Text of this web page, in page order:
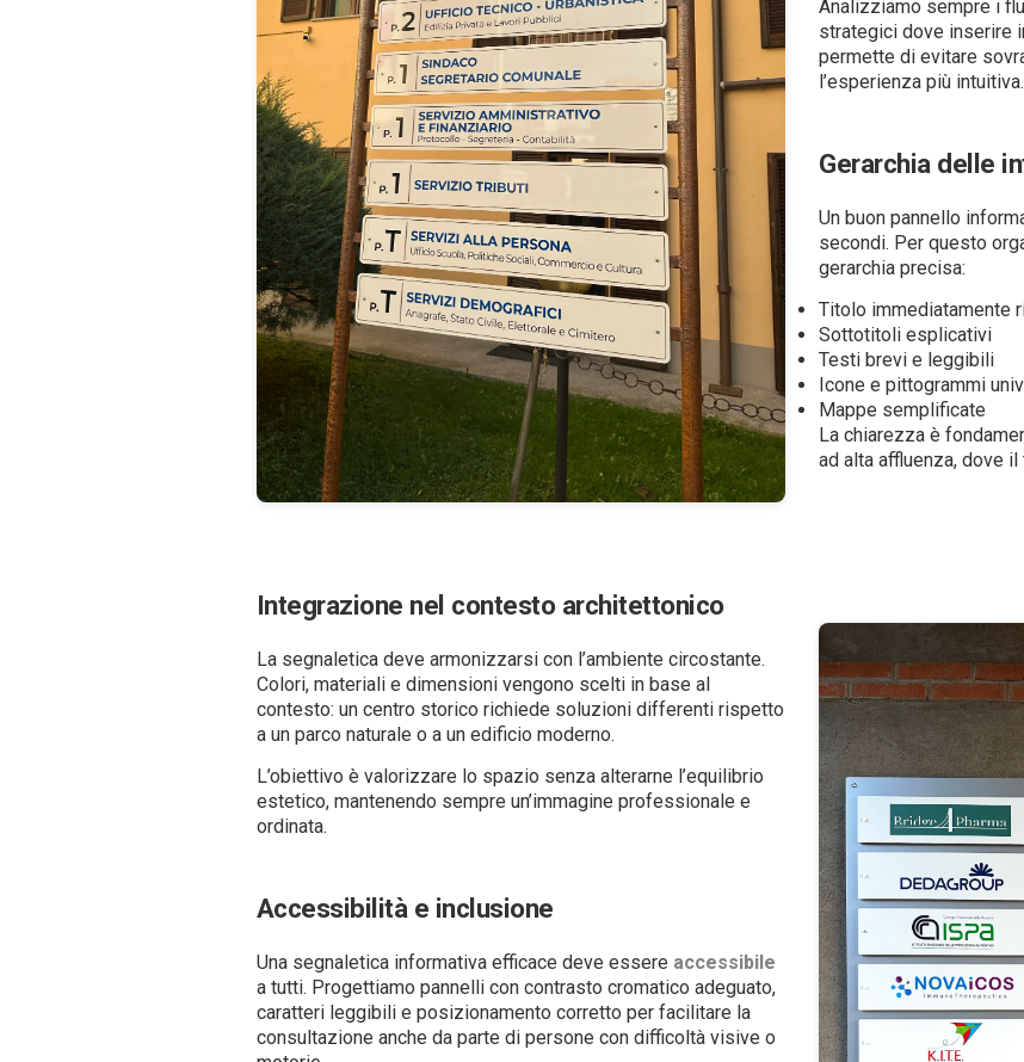
Analizziamo sempre i
strategici dove inserire
permette di evitare
l’esperienza più intuitiva.
Gerarchia delle
Un buon pannello
secondi. Per questo
gerarchia precisa:
Titolo immediatamente
Sottotitoli esplicativi
Testi brevi e leggibili
Icone e pittogrammi
Mappe semplificate
La chiarezza è
ad alta affluenza, dove
Integrazione nel contesto architettonico
La segnaletica deve armonizzarsi con l’ambiente circostante.
Colori, materiali e dimensioni vengono scelti in base al
contesto: un centro storico richiede soluzioni differenti rispetto
a un parco naturale o a un edificio moderno.
L’obiettivo è valorizzare lo spazio senza alterarne l’equilibrio
estetico, mantenendo sempre un’immagine professionale e
ordinata.
Accessibilità e inclusione
Una segnaletica informativa efficace deve essere accessibile
a tutti. Progettiamo pannelli con contrasto cromatico adeguato,
caratteri leggibili e posizionamento corretto per facilitare la
consultazione anche da parte di persone con difficoltà visive o